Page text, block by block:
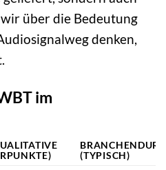
über die Bedeutung
denken,
im
(TYPISCH)